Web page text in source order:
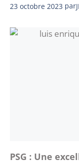
23 octobre 2023 par
PSG : Une